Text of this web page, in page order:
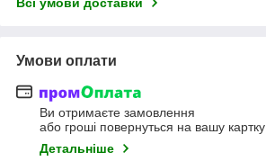
Умови оплати
Ви отримаєте замовлення
або гроші повернуться на вашу картку
Детальніше